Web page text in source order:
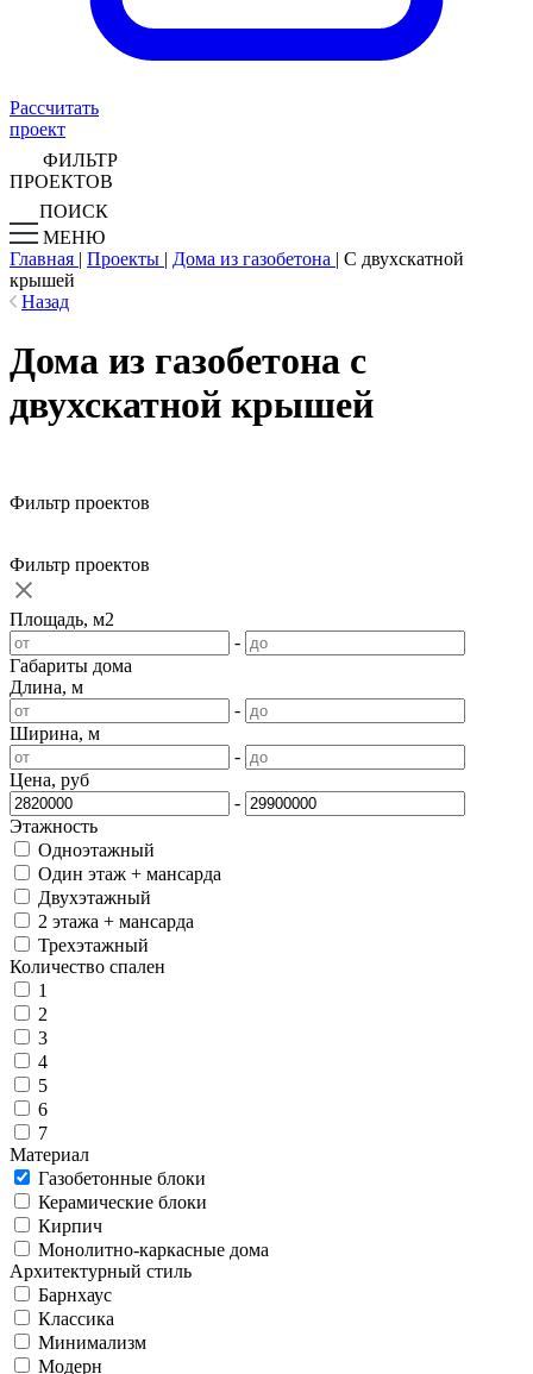
Рассчитать
проект
ФИЛЬТР
ПРОЕКТОВ
ПОИСК
МЕНЮ
Главная | Проекты | Дома из газобетона | С двухскатной
крышей
Назад
Дома из газобетона с
двухскатной крышей
Фильтр проектов
Фильтр проектов
Площадь, м2
-
Габариты дома
Длина, м
-
Ширина, м
-
Цена, руб
-
Этажность
Одноэтажный
Один этаж + мансарда
Двухэтажный
2 этажа + мансарда
Трехэтажный
Количество спален
1
2
3
4
5
6
7
Материал
Газобетонные блоки
Керамические блоки
Кирпич
Монолитно-каркасные дома
Архитектурный стиль
Барнхаус
Классика
Минимализм
Модерн